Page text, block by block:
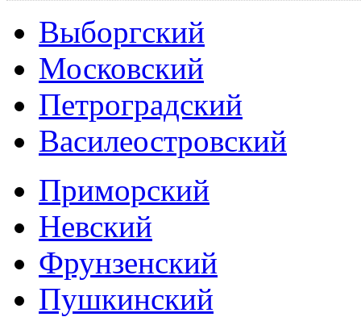
Выборгский
Московский
Петроградский
Василеостровский
Приморский
Невский
Фрунзенский
Пушкинский